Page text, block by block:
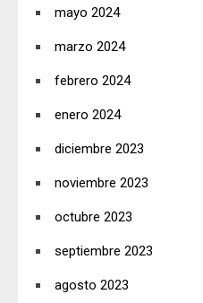
mayo 2024
marzo 2024
febrero 2024
enero 2024
diciembre 2023
noviembre 2023
octubre 2023
septiembre 2023
agosto 2023